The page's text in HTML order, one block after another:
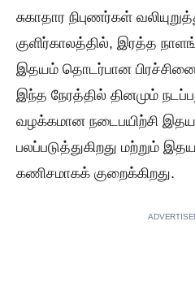
சுகாதார நிபுணர்கள்
குளிர்காலத்தில், இரத்த
இதயம் தொடர்பான
இந்த நேரத்தில் தினமும்
வழக்கமான நடைபயிற்சி
பலப்படுத்துகிறது மற்றும்
கணிசமாகக் குறைக்கிறது.